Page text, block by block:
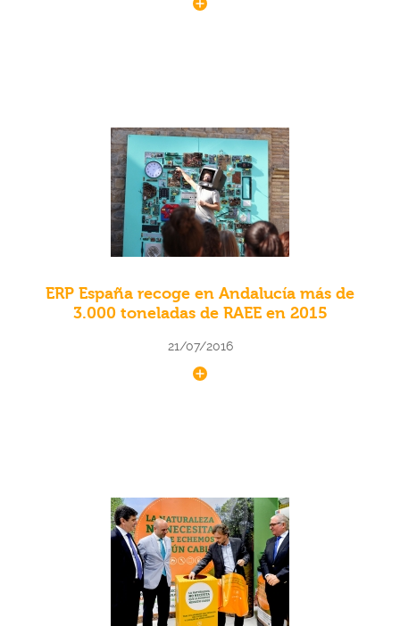
ERP España recoge en Andalucía más de
3.000 toneladas de RAEE en 2015
21/07/2016